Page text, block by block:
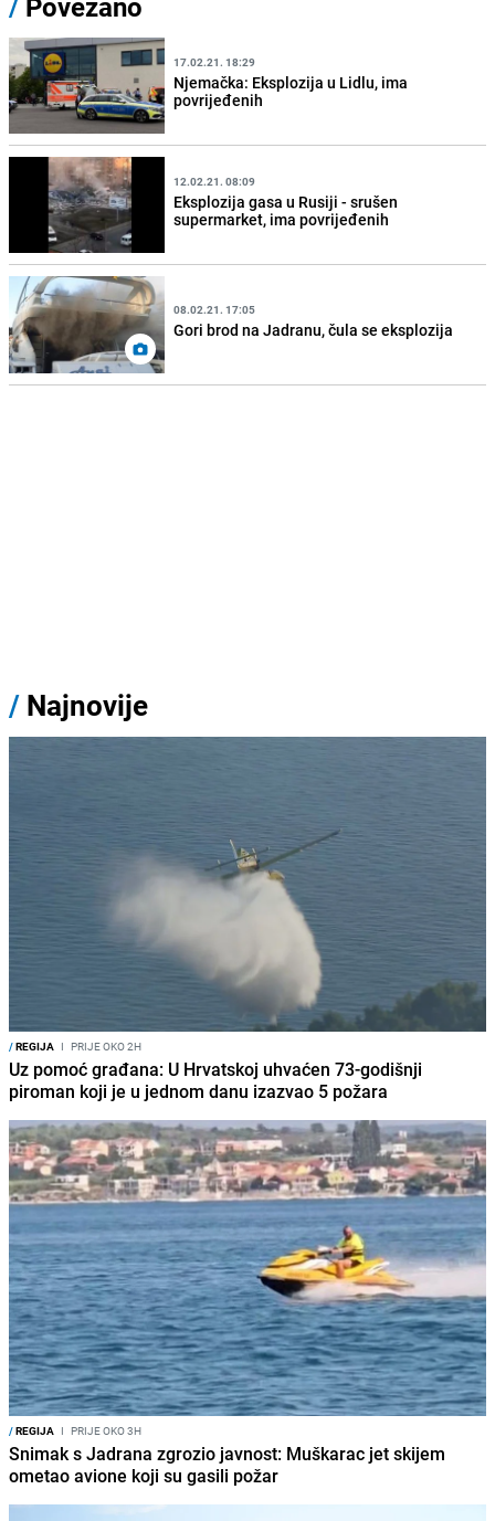
17.02.21. 18:29
Njemačka: Eksplozija u Lidlu, ima
povrijeđenih
12.02.21. 08:09
Eksplozija gasa u Rusiji - srušen
supermarket, ima povrijeđenih
08.02.21. 17:05
Gori brod na Jadranu, čula se eksplozija
/ Najnovije
/REGIJA I PRIJE OKO 2H
Uz pomoć građana: U Hrvatskoj uhvaćen 73-godišnji
piroman koji je u jednom danu izazvao 5 požara
/REGIJA I PRIJE OKO 3H
Snimak s Jadrana zgrozio javnost: Muškarac jet skijem
ometao avione koji su gasili požar